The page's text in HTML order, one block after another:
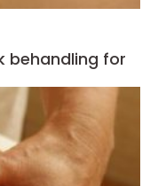
behandling for